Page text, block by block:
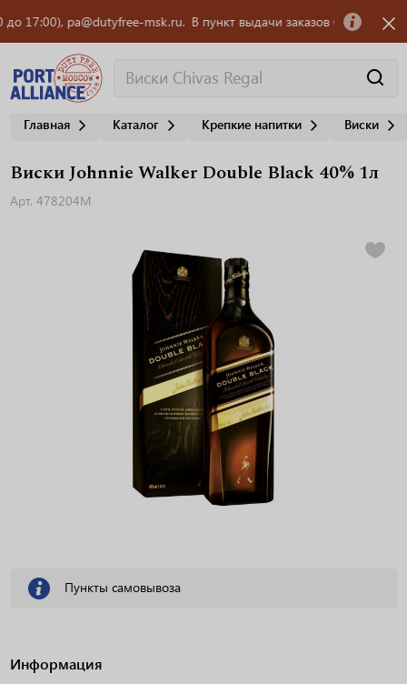
pa@dutyfree-msk.ru. В пункт выдачи заказов OZON
Главная Каталог Крепкие напитки Виски
Виски Johnnie Walker Double Black 40% 1л
Арт. 478204M
Информация
Пункты самовывоза